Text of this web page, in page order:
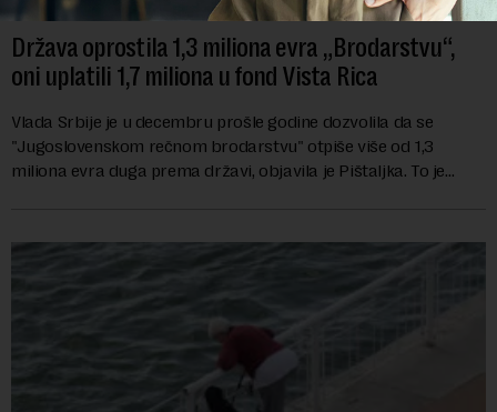
Država oprostila 1,3 miliona evra „Brodarstvu“,
oni uplatili 1,7 miliona u fond Vista Rica
Vlada Srbije je u decembru prošle godine dozvolila da se
"Jugoslovenskom rečnom brodarstvu" otpiše više od 1,3
miliona evra duga prema državi, objavila je Pištaljka. To je